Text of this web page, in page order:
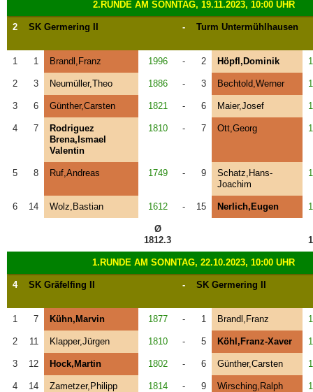
2.RUNDE AM SONNTAG, 19.11.2023, 10:00 UHR
2 SK Germering II - Turm Untermühlhausen
1 1 Brandl,Franz 1996 - 2 Höpfl,Dominik
2 3 Neumüller,Theo 1886 - 3 Bechtold,Werner
3 6 Günther,Carsten 1821 - 6 Maier,Josef
4 7
Rodriguez
Brena,Ismael
Valentin
1810 - 7 Ott,Georg
5 8 Ruf,Andreas 1749 - 9
Schatz,Hans-
Joachim
6 14 Wolz,Bastian 1612 - 15 Nerlich,Eugen
Ø
1812.3
1.RUNDE AM SONNTAG, 22.10.2023, 10:00 UHR
4 SK Gräfelfing II - SK Germering II
1 7 Kühn,Marvin 1877 - 1 Brandl,Franz
2 11 Klapper,Jürgen 1810 - 5 Köhl,Franz-Xaver
3 12 Hock,Martin 1802 - 6 Günther,Carsten
4 14 Zametzer,Philipp 1814 - 9 Wirsching,Ralph